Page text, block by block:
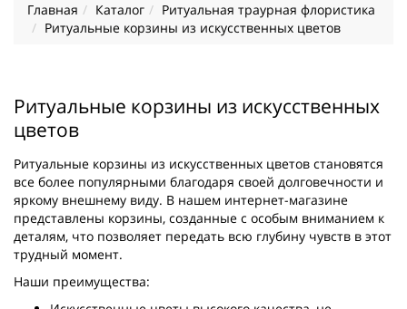
Главная Каталог
Ритуальная траурная флористика
Ритуальные корзины из искусственных цветов
Ритуальные корзины из искусственных
цветов
Ритуальные корзины из искусственных цветов становятся
все более популярными благодаря своей долговечности и
яркому внешнему виду. В нашем интернет-магазине
представлены корзины, созданные с особым вниманием к
деталям, что позволяет передать всю глубину чувств в этот
трудный момент.
Наши преимущества: